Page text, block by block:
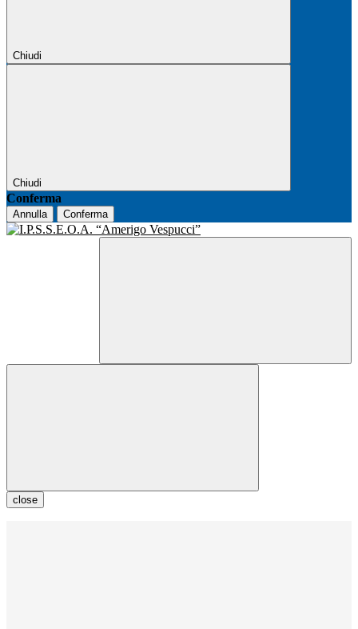
Chiudi
Chiudi
Conferma
Annulla Conferma
close